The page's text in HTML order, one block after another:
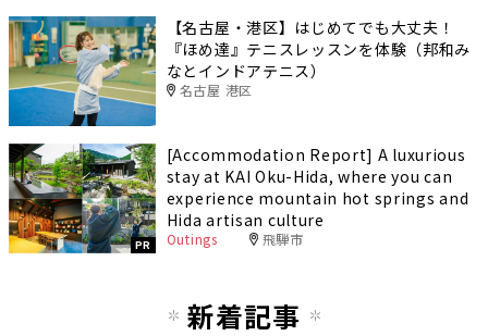
【名古屋・港区】はじめてでも大丈夫！
『ほめ達』テニスレッスンを体験（邦和み
なとインドアテニス）
名古屋 港区
PR
[Accommodation Report] A luxurious
stay at KAI Oku-Hida, where you can
experience mountain hot springs and
Hida artisan culture
Outings 飛騨市
新着記事